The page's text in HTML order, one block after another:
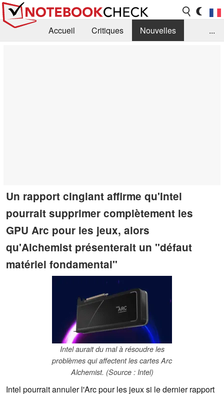
Accueil Critiques
Nouvelles
...
Un rapport cinglant affirme qu'Intel
pourrait supprimer complètement les
GPU Arc pour les jeux, alors
qu'Alchemist présenterait un "défaut
matériel fondamental"
Intel aurait du mal à résoudre les
problèmes qui affectent les cartes Arc
Alchemist. (Source : Intel)
Intel pourrait annuler l'Arc pour les jeux si le dernier rapport